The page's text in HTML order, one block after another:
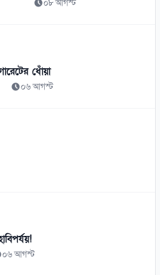
০৮ আগস্ট
ধোঁয়া
০৬ আগস্ট
০৬ আগস্ট